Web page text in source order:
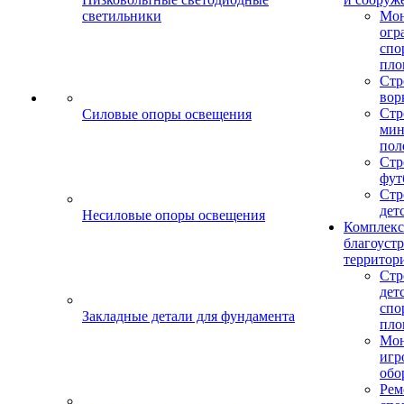
светильники
Силовые опоры освещения
Несиловые опоры освещения
Закладные детали для фундамента